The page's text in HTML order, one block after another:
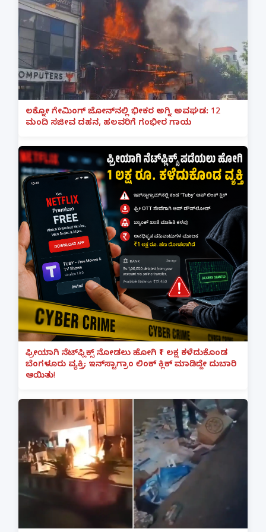
ಲಕ್ನೋ ಗೇಮಿಂಗ್ ಜೋನ್‌ನಲ್ಲಿ ಭೀಕರ ಅಗ್ನಿ ಅವಘಡ: 12
ಮಂದಿ ಸಜೀವ ದಹನ, ಹಲವರಿಗೆ ಗಂಭೀರ ಗಾಯ
ಫ್ರೀಯಾಗಿ ನೆಟ್‌ಫ್ಲಿಕ್ಸ್ ನೋಡಲು ಹೋಗಿ ₹1 ಲಕ್ಷ ಕಳೆದುಕೊಂಡ
ಬೆಂಗಳೂರು ವ್ಯಕ್ತಿ; ಇನ್‌ಸ್ಟಾಗ್ರಾಂ ಲಿಂಕ್ ಕ್ಲಿಕ್ ಮಾಡಿದ್ದೇ ದುಬಾರಿ
ಆಯಿತು!